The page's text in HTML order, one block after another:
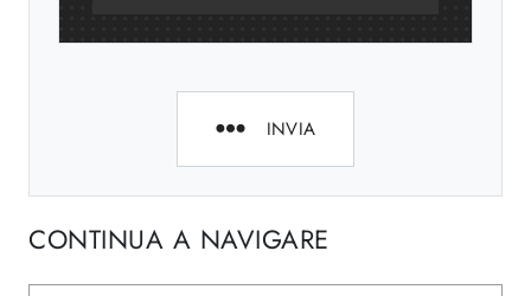
INVIA
CONTINUA A NAVIGARE